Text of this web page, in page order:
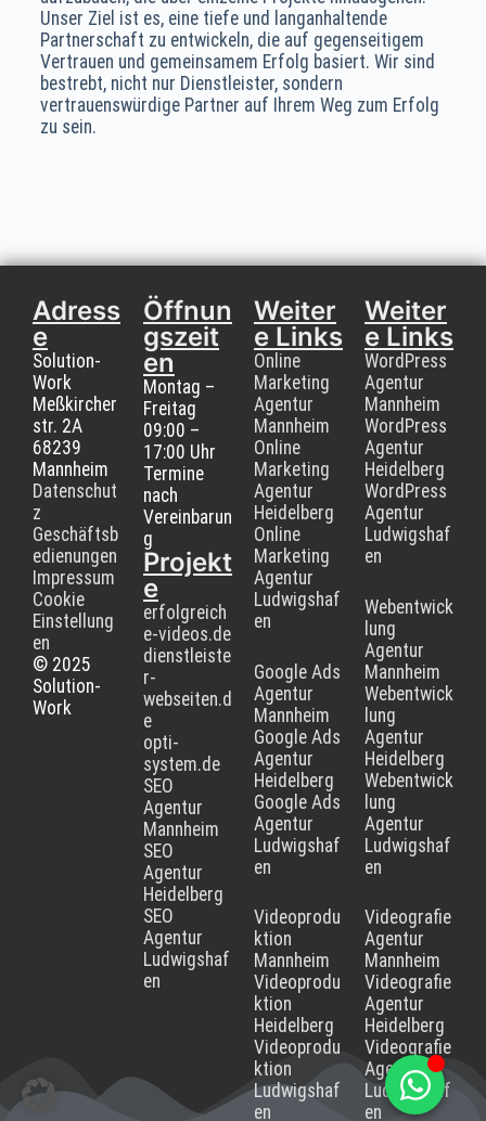
Unser Ziel ist es, eine tiefe und langanhaltende
Partnerschaft zu entwickeln, die auf gegenseitigem
Vertrauen und gemeinsamem Erfolg basiert. Wir sind
bestrebt, nicht nur Dienstleister, sondern
vertrauenswürdige Partner auf Ihrem Weg zum Erfolg
zu sein.
Adress
e
Solution-
Work
Meßkircher
str. 2A
68239
Mannheim
Datenschut
z
Geschäftsb
edienungen
Impressum
Cookie
Einstellung
en
© 2025
Solution-
Work
Öffnun
gszeit
en
Montag –
Freitag
09:00 –
17:00 Uhr
Termine
nach
Vereinbarun
g
Projekt
e
erfolgreich
e-videos.de
dienstleiste
r-
webseiten.d
e
opti-
system.de
SEO
Agentur
Mannheim
SEO
Agentur
Heidelberg
SEO
Agentur
Ludwigshaf
en
Weiter
e Links
Online
Marketing
Agentur
Mannheim
Online
Marketing
Agentur
Heidelberg
Online
Marketing
Agentur
Ludwigshaf
en
Google Ads
Agentur
Mannheim
Google Ads
Agentur
Heidelberg
Google Ads
Agentur
Ludwigshaf
en
Videoprodu
ktion
Mannheim
Videoprodu
ktion
Heidelberg
Videoprodu
ktion
Ludwigshaf
en
Weiter
e Links
WordPress
Agentur
Mannheim
WordPress
Agentur
Heidelberg
WordPress
Agentur
Ludwigshaf
en
Webentwick
lung
Agentur
Mannheim
Webentwick
lung
Agentur
Heidelberg
Webentwick
lung
Agentur
Ludwigshaf
en
Videografie
Agentur
Mannheim
Videografie
Agentur
Heidelberg
Videografie
Agentur
Ludwigshaf
en